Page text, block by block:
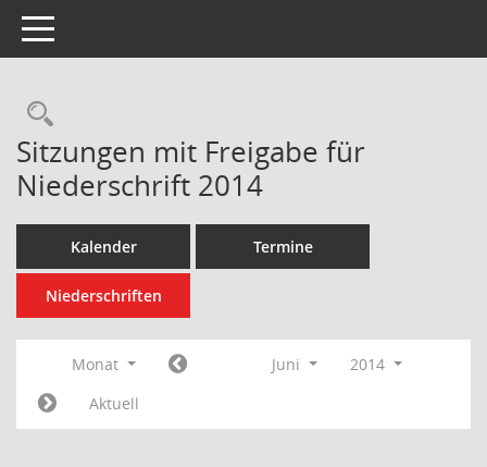
Toggle navigation
Rechercheauswahl
Sitzungen mit Freigabe für
Niederschrift 2014
Kalender Termine
Niederschriften
Monat Juni
2014
Aktuell